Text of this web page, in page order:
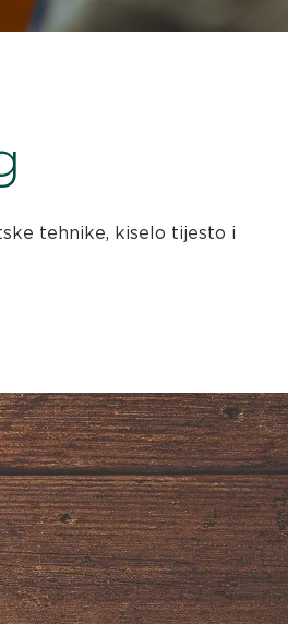
tehnike, kiselo tijesto i